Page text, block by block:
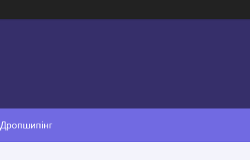
Дропшипінг